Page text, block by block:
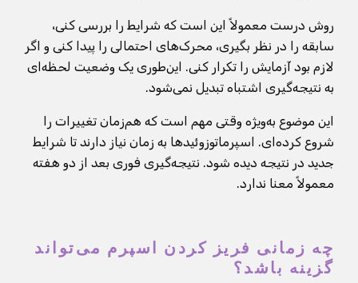
روش درست معمولاً این است که شرایط را بررسی کنی،
سابقه را در نظر بگیری، محرک‌های احتمالی را پیدا کنی و اگر
لازم بود آزمایش را تکرار کنی. این‌طوری یک وضعیت لحظه‌ای
به نتیجه‌گیری اشتباه تبدیل نمی‌شود.
این موضوع به‌ویژه وقتی مهم است که هم‌زمان تغییرات را
شروع کرده‌ای. اسپرماتوزوئیدها به زمان نیاز دارند تا شرایط
جدید در نتیجه دیده شود. نتیجه‌گیری فوری بعد از دو هفته
معمولاً معنا ندارد.
چه زمانی فریز کردن اسپرم می‌تواند
گزینه باشد؟